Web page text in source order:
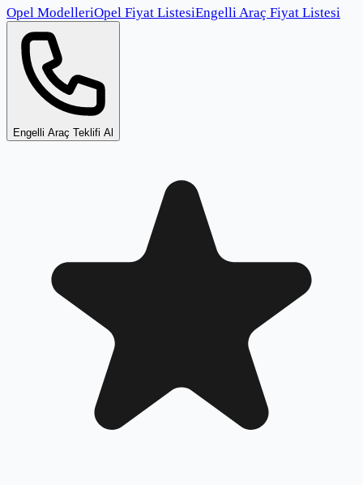
Opel ModelleriOpel Fiyat ListesiEngelli Araç Fiyat Listesi
Engelli Araç Teklifi Al